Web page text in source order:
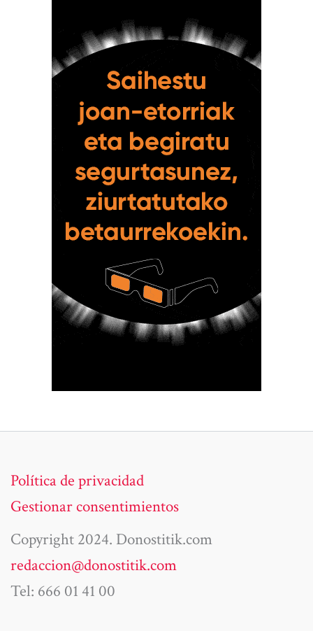
Política de privacidad
Gestionar consentimientos
Copyright 2024. Donostitik.com
redaccion@donostitik.com
Tel: 666 01 41 00